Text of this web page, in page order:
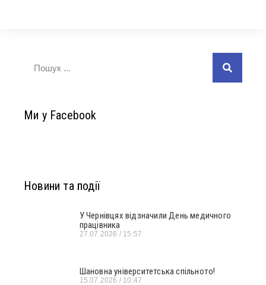
Ми у Facebook
Новини та події
У Чернівцях відзначили День медичного
працівника
27.07.2026 15:57
Шановна університетська спільното!
15.07.2026 10:47